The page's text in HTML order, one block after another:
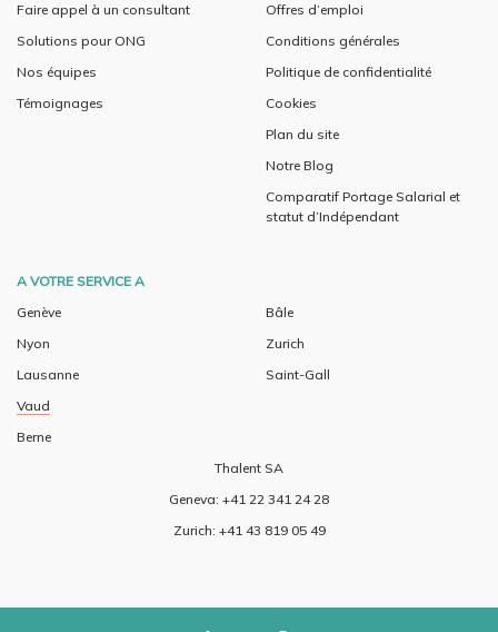
Faire appel à un consultant
Solutions pour ONG
Nos équipes
Témoignages
Offres d’emploi
Conditions générales
Politique de confidentialité
Cookies
Plan du site
Notre Blog
Comparatif Portage Salarial et
statut d’Indépendant
A VOTRE SERVICE A
Genève
Nyon
Lausanne
Vaud
Berne
Bâle
Zurich
Saint-Gall
Thalent SA
Geneva: +41 22 341 24 28
Zurich: +41 43 819 05 49